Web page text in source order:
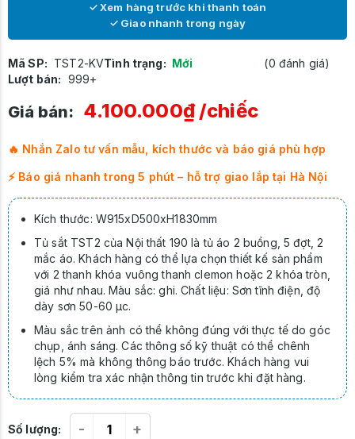
✓ Xem hàng trước khi thanh toán
✓ Giao nhanh trong ngày
Mã SP: TST2-KVTình trạng: Mới
(0 đánh giá)
Lượt bán: 999+
Giá bán: 4.100.000₫/chiếc
🔥 Nhắn Zalo tư vấn mẫu, kích thước và báo giá phù hợp
⚡ Báo giá nhanh trong 5 phút – hỗ trợ giao lắp tại Hà Nội
Kích thước: W915xD500xH1830mm
Tủ sắt TST2 của Nội thất 190 là tủ áo 2 buồng, 5 đợt, 2
mắc áo. Khách hàng có thể lựa chọn thiết kế sản phẩm
với 2 thanh khóa vuông thanh clemon hoặc 2 khóa tròn,
giá như nhau. Màu sắc: ghi. Chất liệu: Sơn tĩnh điện, độ
dày sơn 50-60 µc.
Màu sắc trên ảnh có thể không đúng với thực tế do góc
chụp, ánh sáng. Các thông số kỹ thuật có thể chênh
lệch 5% mà không thông báo trước. Khách hàng vui
lòng kiểm tra xác nhận thông tin trước khi đặt hàng.
Số lượng: - +